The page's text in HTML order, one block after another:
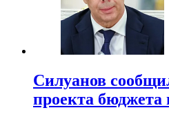
Силуанов
проекта бюджета